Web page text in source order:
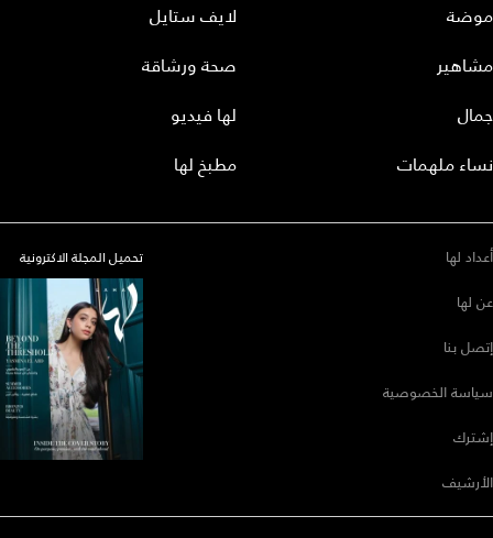
موضة
مشاهير
جمال
نساء ملهمات
لايف ستايل
صحة ورشاقة
لها فيديو
مطبخ لها
أعداد لها
عن لها
إتصل بنا
سياسة الخصوصية
إشترك
الأرشيف
تحميل المجلة الاكترونية